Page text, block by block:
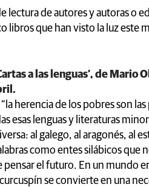
lectura de autores y autoras o
libros que han visto la luz este
a las lenguas’, de
herencia de los pobres son
esas lenguas y literaturas
al galego, al aragonés, al
como entes silábicos que
pensar el futuro. En un mundo
se convierte en una